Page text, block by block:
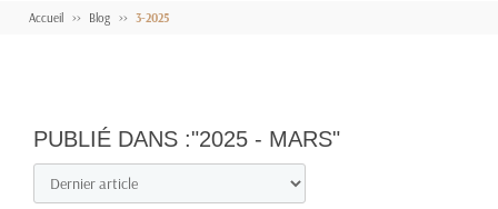
Accueil Blog 3-2025
PUBLIÉ DANS :"2025 - MARS"